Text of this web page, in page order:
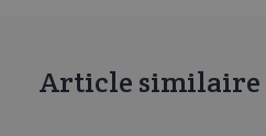
Article similaire